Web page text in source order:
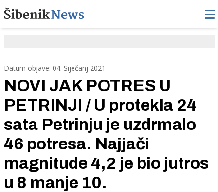
Datum objave: 04. Siječanj 2021
NOVI JAK POTRES U
PETRINJI / U protekla 24
sata Petrinju je uzdrmalo
46 potresa. Najjači
magnitude 4,2 je bio jutros
u 8 manje 10.